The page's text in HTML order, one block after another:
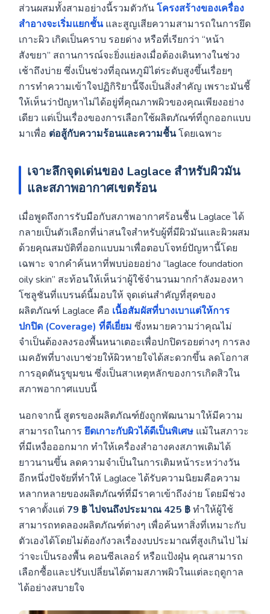
ส่วนผสมทั้งสามอย่างนี้รวมตัวกันโครงสร้างของเครื่อง
สำอางจะเริ่มแยกชั้นและสูญเสียความสามารถในการยึด
เกาะผิว เกิดเป็นคราบ รอยด่าง หรือที่เรียกว่า “หน้า
สังขยา” สถานการณ์จะยิ่งแย่ลงเมื่อต้องเดินทางในช่วง
เช้าถึงบ่าย ซึ่งเป็นช่วงที่อุณหภูมิไต่ระดับสูงขึ้นเรื่อยๆ
การทำความเข้าใจปฏิกิริยานี้จึงเป็นสิ่งสำคัญ เพราะมันชี้
ให้เห็นว่าปัญหาไม่ได้อยู่ที่คุณภาพผิวของคุณเพียงอย่าง
เดียว แต่เป็นเรื่องของการเลือกใช้ผลิตภัณฑ์ที่ถูกออกแบบ
มาเพื่อ ต่อสู้กับความร้อนและความชื้นโดยเฉพาะ
เจาะลึกจุดเด่นของ Laglace สำหรับผิวมัน
และสภาพอากาศเขตร้อน
เมื่อพูดถึงการรับมือกับสภาพอากาศร้อนชื้น Laglace ได้
กลายเป็นตัวเลือกที่น่าสนใจสำหรับผู้ที่มีผิวมันและผิวผสม
ด้วยคุณสมบัติที่ออกแบบมาเพื่อตอบโจทย์ปัญหานี้โดย
เฉพาะ จากคำค้นหาที่พบบ่อยอย่าง “laglace foundation
oily skin” สะท้อนให้เห็นว่าผู้ใช้จำนวนมากกำลังมองหา
โซลูชันที่แบรนด์นี้มอบให้ จุดเด่นสำคัญที่สุดของ
ผลิตภัณฑ์ Laglace คือ เนื้อสัมผัสที่บางเบาแต่ให้การ
ปกปิด (Coverage) ที่ดีเยี่ยม ซึ่งหมายความว่าคุณไม่
จำเป็นต้องลงรองพื้นหนาเตอะเพื่อปกปิดรอยต่างๆ การลง
เมคอัพที่บางเบาช่วยให้ผิวหายใจได้สะดวกขึ้น ลดโอกาส
การอุดตันรูขุมขน ซึ่งเป็นสาเหตุหลักของการเกิดสิวใน
สภาพอากาศแบบนี้
นอกจากนี้ สูตรของผลิตภัณฑ์ยังถูกพัฒนามาให้มีความ
สามารถในการ ยึดเกาะกับผิวได้ดีเป็นพิเศษ แม้ในสภาวะ
ที่มีเหงื่อออกมาก ทำให้เครื่องสำอางคงสภาพเดิมได้
ยาวนานขึ้น ลดความจำเป็นในการเติมหน้าระหว่างวัน
อีกหนึ่งปัจจัยที่ทำให้ Laglace ได้รับความนิยมคือความ
หลากหลายของผลิตภัณฑ์ที่มีราคาเข้าถึงง่าย โดยมีช่วง
ราคาตั้งแต่ 79 ฿ ไปจนถึงประมาณ 425 ฿ทำให้ผู้ใช้
สามารถทดลองผลิตภัณฑ์ต่างๆ เพื่อค้นหาสิ่งที่เหมาะกับ
ตัวเองได้โดยไม่ต้องกังวลเรื่องงบประมาณที่สูงเกินไป ไม่
ว่าจะเป็นรองพื้น คอนซีลเลอร์ หรือแป้งฝุ่น คุณสามารถ
เลือกซื้อและปรับเปลี่ยนได้ตามสภาพผิวในแต่ละฤดูกาล
ได้อย่างสบายใจ